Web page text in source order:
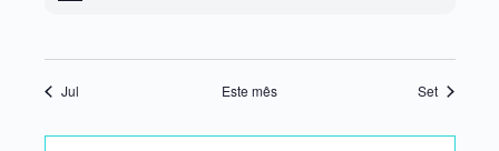
Jul Este mês Set